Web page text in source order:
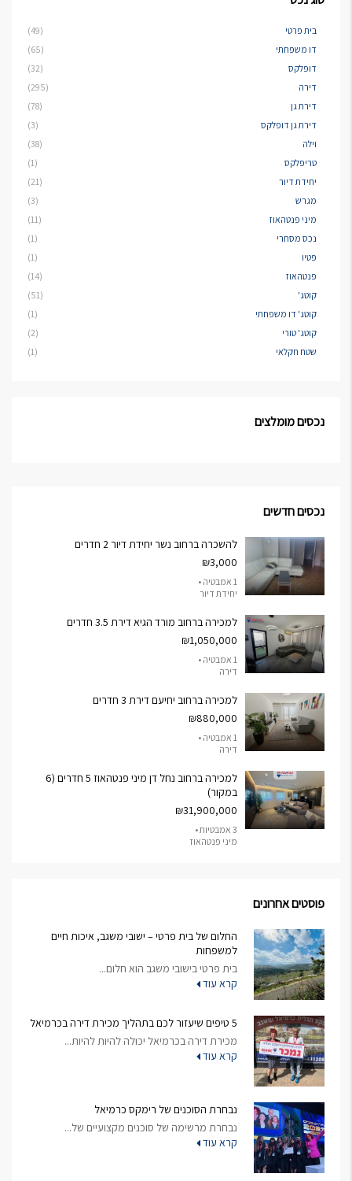
בית פרטי
(49)
דו משפחתי
(65)
דופלקס
(32)
דירה
(295)
דירת גן
(78)
דירת גן דופלקס
(3)
וילה
(38)
טריפלקס
(1)
יחידת דיור
(21)
מגרש
(3)
מיני פנטהאוז
(11)
נכס מסחרי
(1)
פטיו
(1)
פנטהאוז
(14)
קוטג'
(51)
קוטג' דו משפחתי
(1)
קוטג' טורי
(2)
שטח חקלאי
(1)
נכסים מומלצים
נכסים חדשים
להשכרה ברחוב נשר יחידת דיור 2 חדרים
₪3,000
1 אמבטיה •
יחידת דיור
למכירה ברחוב מורד הגיא דירת 3.5 חדרים
₪1,050,000
1 אמבטיה •
דירה
למכירה ברחוב יחיעם דירת 3 חדרים
₪880,000
1 אמבטיה •
דירה
למכירה ברחוב נחל דן מיני פנטהאוז 5 חדרים (6
במקור)
₪31,900,000
3 אמבטיות •
מיני פנטהאוז
פוסטים אחרונים
החלום של בית פרטי – ישובי משגב, איכות חיים
למשפחות
בית פרטי בישובי משגב הוא חלום...
קרא עוד
5 טיפים שיעזור לכם בתהליך מכירת דירה בכרמיאל
מכירת דירה בכרמיאל יכולה להיות להיות...
קרא עוד
נבחרת הסוכנים של רימקס כרמיאל
נבחרת מרשימה של סוכנים מקצועיים של...
קרא עוד